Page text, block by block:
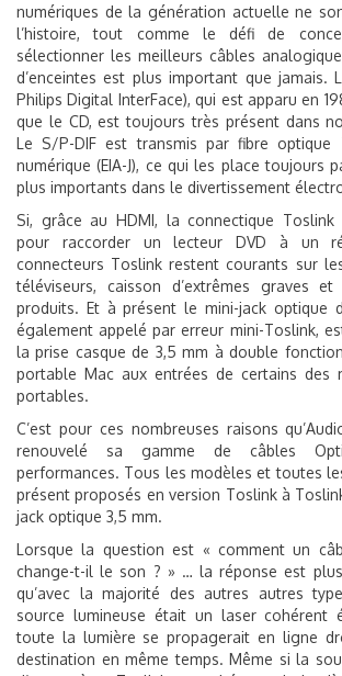
numériques de la génération actuelle ne
l’histoire, tout comme le défi de
sélectionner les meilleurs câbles
d’enceintes est plus important que jamais.
Philips Digital InterFace), qui est apparu en
que le CD, est toujours très présent dans
Le S/P-DIF est transmis par fibre optique
numérique (EIA-J), ce qui les place toujours
plus importants dans le divertissement
Si, grâce au HDMI, la connectique
pour raccorder un lecteur DVD à un
connecteurs Toslink restent courants sur
téléviseurs, caisson d’extrêmes graves
produits. Et à présent le mini-jack optique
également appelé par erreur mini-Toslink,
la prise casque de 3,5 mm à double
portable Mac aux entrées de certains des
portables.
C’est pour ces nombreuses raisons
renouvelé sa gamme de câbles
performances. Tous les modèles et toutes
présent proposés en version Toslink à
jack optique 3,5 mm.
Lorsque la question est « comment un
change-t-il le son ? » … la réponse est
qu’avec la majorité des autres autres
source lumineuse était un laser cohérent
toute la lumière se propagerait en ligne
destination en même temps. Même si la